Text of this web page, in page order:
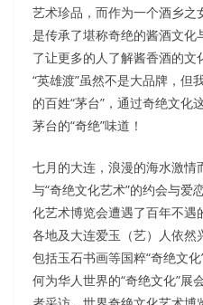
艺术珍品，而作为一个酒乡之
是传承了堪称奇绝的酱酒文化
了让更多的人了解酱香酒的文
“英雄渡”虽然不是大品牌，但
的百姓“茅台”，通过奇绝文化
茅台的“奇绝”味道！
七月的大连，浪漫的海水激情
与“奇绝文化艺术”的约会与
化艺术博览会遭遇了百年不遇
各地及大连爱玉（艺）人依
包括玉石书画等国粹“奇绝文
何为华人世界的“奇绝文化”展